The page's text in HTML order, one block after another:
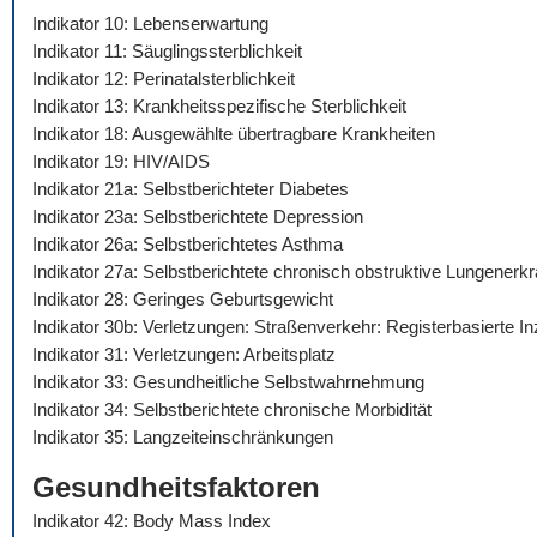
Indikator 10: Lebenserwartung
Indikator 11: Säuglingssterblichkeit
Indikator 12: Perinatalsterblichkeit
Indikator 13: Krankheitsspezifische Sterblichkeit
Indikator 18: Ausgewählte übertragbare Krankheiten
Indikator 19: HIV/AIDS
Indikator 21a: Selbstberichteter Diabetes
Indikator 23a: Selbstberichtete Depression
Indikator 26a: Selbstberichtetes Asthma
Indikator 27a: Selbstberichtete chronisch obstruktive
Indikator 28: Geringes Geburtsgewicht
Indikator 30b: Verletzungen: Straßenverkehr: Registerbasierte
Indikator 31: Verletzungen: Arbeitsplatz
Indikator 33: Gesundheitliche Selbstwahrnehmung
Indikator 34: Selbstberichtete chronische Morbidität
Indikator 35: Langzeiteinschränkungen
Gesundheitsfaktoren
Indikator 42: Body Mass Index